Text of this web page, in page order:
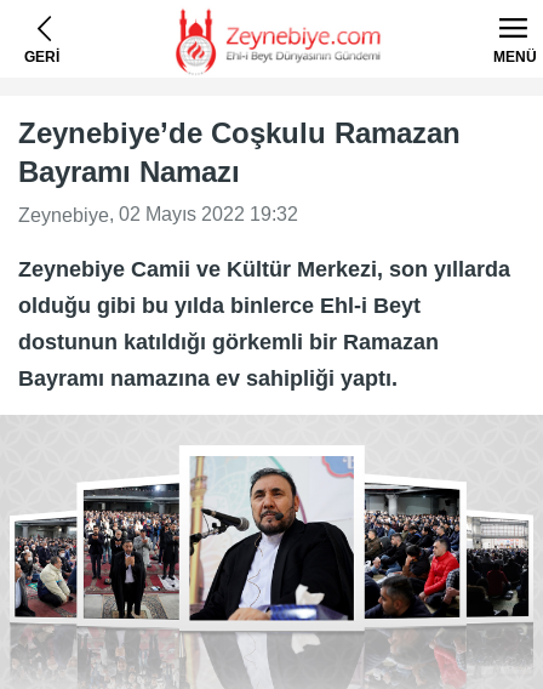
GERİ MENÜ
Zeynebiye’de Coşkulu Ramazan
Bayramı Namazı
Zeynebiye, 02 Mayıs 2022 19:32
Zeynebiye Camii ve Kültür Merkezi, son yıllarda
olduğu gibi bu yılda binlerce Ehl-i Beyt
dostunun katıldığı görkemli bir Ramazan
Bayramı namazına ev sahipliği yaptı.